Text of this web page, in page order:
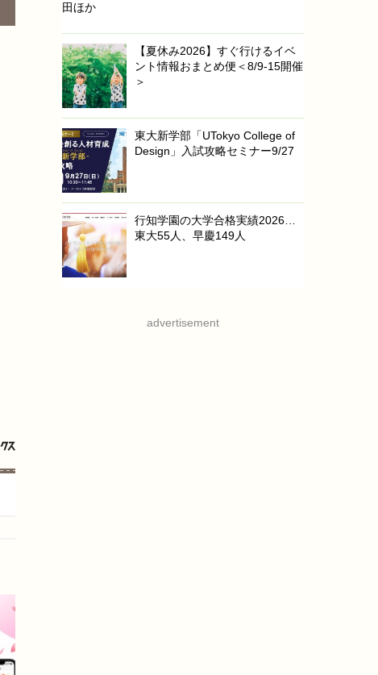
田ほか
【夏休み2026】すぐ行けるイベ
ント情報おまとめ便＜8/9-15開催
＞
東大新学部「UTokyo College of
Design」入試攻略セミナー9/27
行知学園の大学合格実績2026…
東大55人、早慶149人
advertisement